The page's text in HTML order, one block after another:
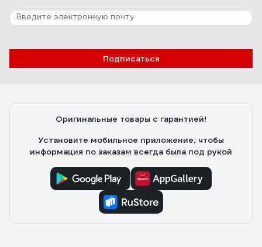
Подписаться
Оригинальные товары с гарантией!
Установите мобильное приложение, чтобы
информация по заказам всегда была под рукой